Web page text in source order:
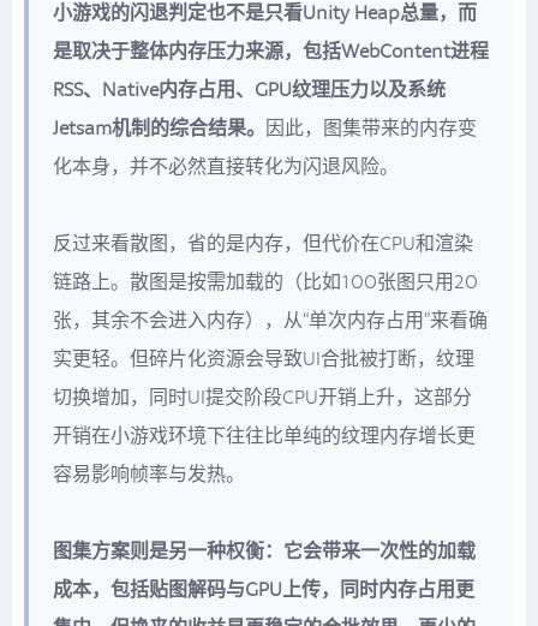
小游戏的闪退判定也不是只看Unity Heap总量，而
是取决于整体内存压力来源，包括WebContent进程
RSS、Native内存占用、GPU纹理压力以及系统
Jetsam机制的综合结果。 因此，图集带来的内存变
化本身，并不必然直接转化为闪退风险。
反过来看散图，省的是内存，但代价在CPU和渲染
链路上。散图是按需加载的（比如100张图只用20
张，其余不会进入内存），从“单次内存占用”来看确
实更轻。但碎片化资源会导致UI合批被打断，纹理
切换增加，同时UI提交阶段CPU开销上升，这部分
开销在小游戏环境下往往比单纯的纹理内存增长更
容易影响帧率与发热。
图集方案则是另一种权衡：它会带来一次性的加载
成本，包括贴图解码与GPU上传，同时内存占用更